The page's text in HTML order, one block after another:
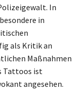
In
in
als Kritik an
Maßnahmen
Tattoos ist
angesehen.